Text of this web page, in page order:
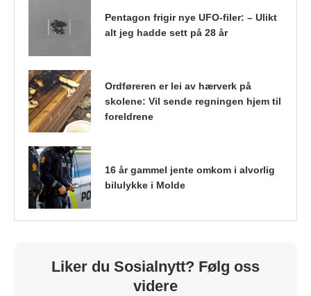
Pentagon frigir nye UFO-filer: – Ulikt
alt jeg hadde sett på 28 år
Ordføreren er lei av hærverk på
skolene: Vil sende regningen hjem til
foreldrene
16 år gammel jente omkom i alvorlig
bilulykke i Molde
Liker du Sosialnytt? Følg oss
videre